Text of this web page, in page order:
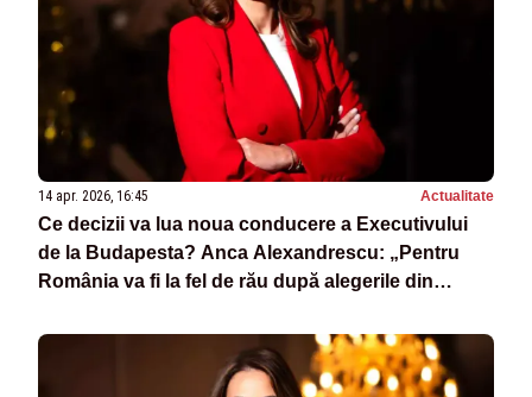
14 apr. 2026, 16:45 Actualitate
Ce decizii va lua noua conducere a Executivului
de la Budapesta? Anca Alexandrescu: „Pentru
România va fi la fel de rău după alegerile din